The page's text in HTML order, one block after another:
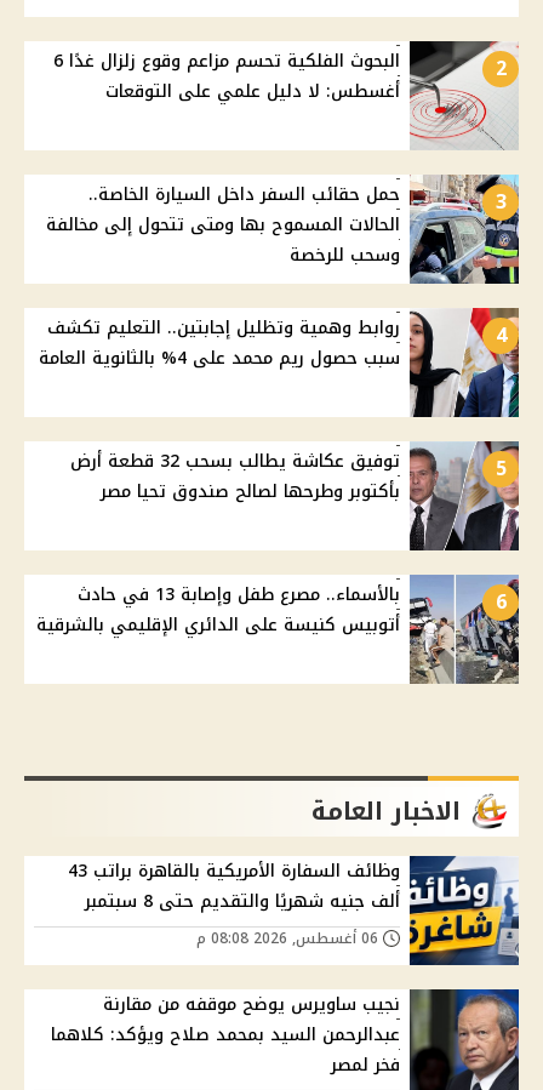
2
البحوث الفلكية تحسم مزاعم وقوع زلزال غدًا 6
أغسطس: لا دليل علمي على التوقعات
3
حمل حقائب السفر داخل السيارة الخاصة..
الحالات المسموح بها ومتى تتحول إلى مخالفة
وسحب للرخصة
4
روابط وهمية وتظليل إجابتين.. التعليم تكشف
سبب حصول ريم محمد على 4% بالثانوية العامة
5
توفيق عكاشة يطالب بسحب 32 قطعة أرض
بأكتوبر وطرحها لصالح صندوق تحيا مصر
6
بالأسماء.. مصرع طفل وإصابة 13 في حادث
أتوبيس كنيسة على الدائري الإقليمي بالشرقية
الاخبار العامة
وظائف السفارة الأمريكية بالقاهرة براتب 43
ألف جنيه شهريًا والتقديم حتى 8 سبتمبر
نجيب ساويرس يوضح موقفه من مقارنة
عبدالرحمن السيد بمحمد صلاح ويؤكد: كلاهما
فخر لمصر